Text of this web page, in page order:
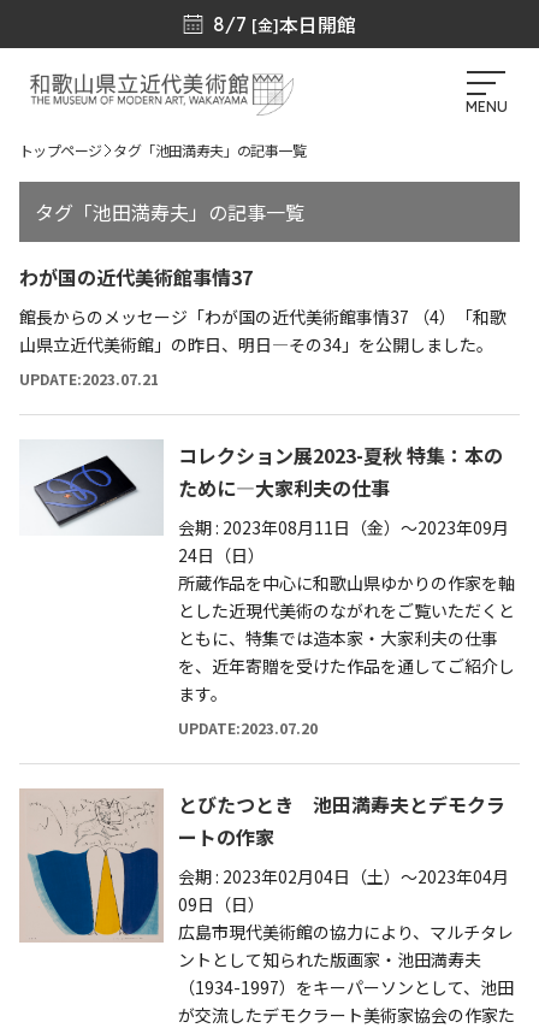
8/7 [金]本日開館
MENU
トップページ タグ「池田満寿夫」の記事一覧
タグ「池田満寿夫」の記事一覧
わが国の近代美術館事情37
館長からのメッセージ「わが国の近代美術館事情37 （4）「和歌
山県立近代美術館」の昨日、明日―その34」を公開しました。
UPDATE:2023.07.21
コレクション展2023-夏秋 特集：本の
ために―大家利夫の仕事
会期 : 2023年08月11日（金）～2023年09月
24日（日）
所蔵作品を中心に和歌山県ゆかりの作家を軸
とした近現代美術のながれをご覧いただくと
ともに、特集では造本家・大家利夫の仕事
を、近年寄贈を受けた作品を通してご紹介し
ます。
UPDATE:2023.07.20
とびたつとき 池田満寿夫とデモクラ
ートの作家
会期 : 2023年02月04日（土）～2023年04月
09日（日）
広島市現代美術館の協力により、マルチタレ
ントとして知られた版画家・池田満寿夫
（1934-1997）をキーパーソンとして、池田
が交流したデモクラート美術家協会の作家た